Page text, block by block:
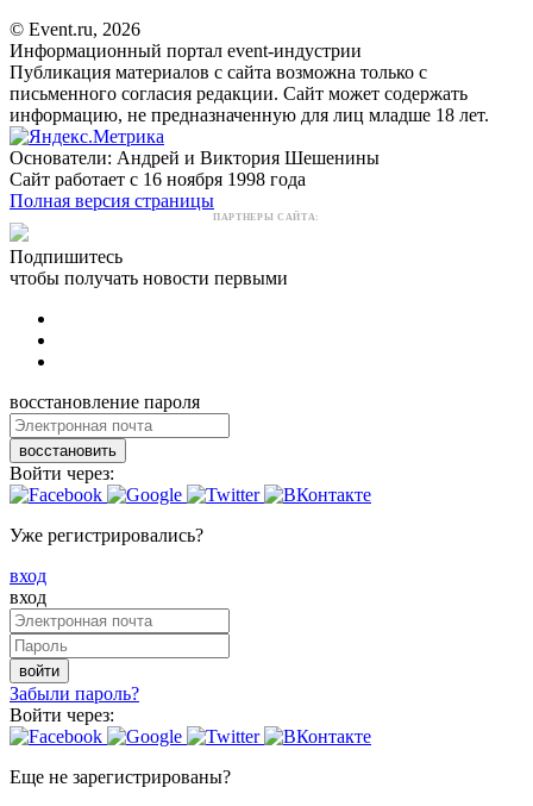
© Event.ru, 2026
Информационный портал event-индустрии
Публикация материалов с сайта возможна только с
письменного согласия редакции. Сайт может содержать
информацию, не предназначенную для лиц младше 18 лет.
Основатели: Андрей и Виктория Шешенины
Сайт работает с 16 ноября 1998 года
Полная версия страницы
ПАРТНЕРЫ САЙТА:
Подпишитесь
чтобы получать новости первыми
восстановление пароля
восстановить
Войти через:
Уже регистрировались?
вход
вход
войти
Забыли пароль?
Войти через:
Еще не зарегистрированы?